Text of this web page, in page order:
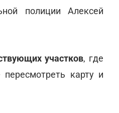
полиции Алексей
участков, где
карту и